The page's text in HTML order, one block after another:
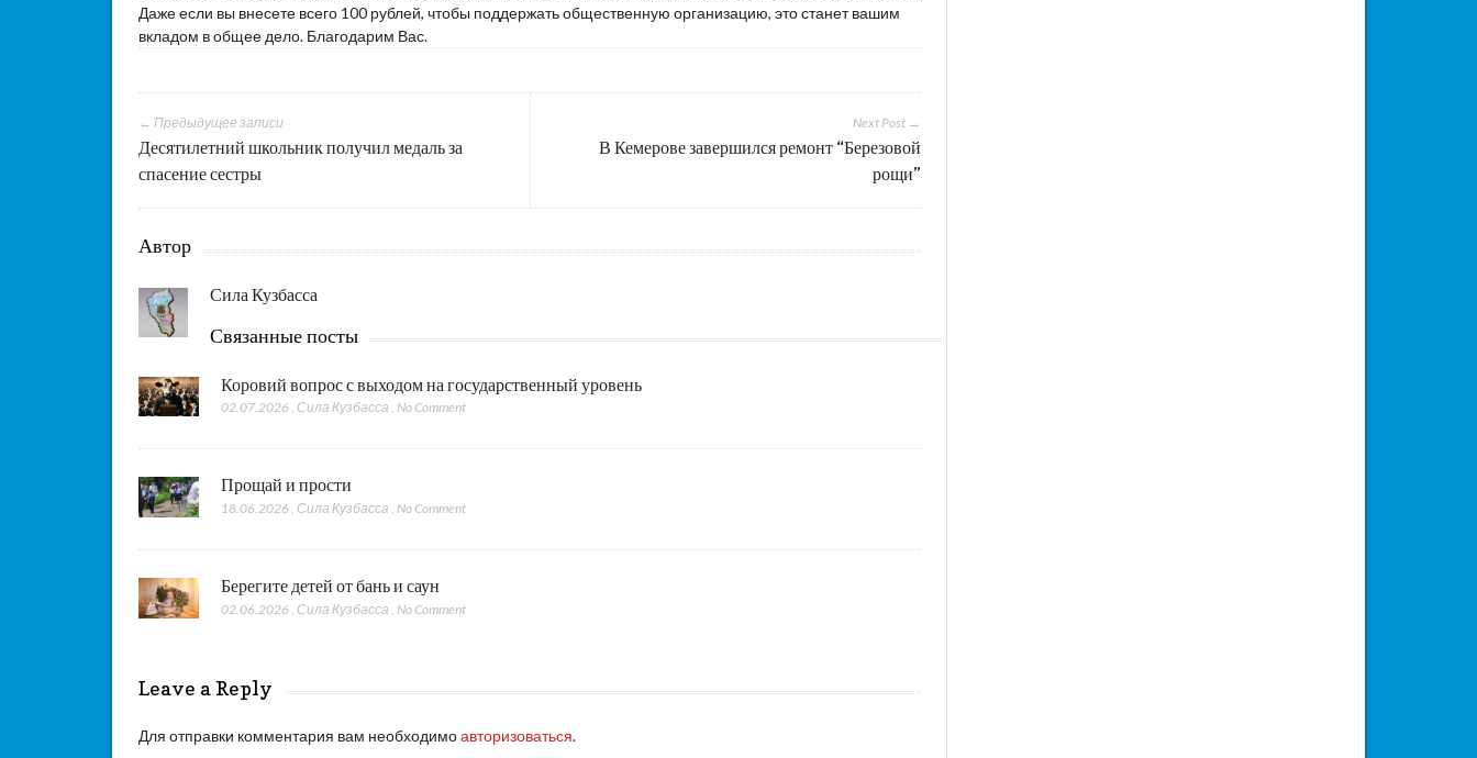
Даже если вы внесете всего 100 рублей, чтобы поддержать общественную организацию, это станет вашим
вкладом в общее дело. Благодарим Вас.
Next Post →
В Кемерове завершился ремонт “Березовой
рощи”
← Предыдущее записи
Десятилетний школьник получил медаль за
спасение сестры
Автор
Сила Кузбасса
Связанные посты
Коровий вопрос с выходом на государственный уровень
02.07.2026 , Сила Кузбасса ,No Comment
Прощай и прости
18.06.2026 , Сила Кузбасса ,No Comment
Берегите детей от бань и саун
02.06.2026 Сила Кузбасса No Comment
Leave a Reply
Для отправки комментария вам необходимоавторизоваться.